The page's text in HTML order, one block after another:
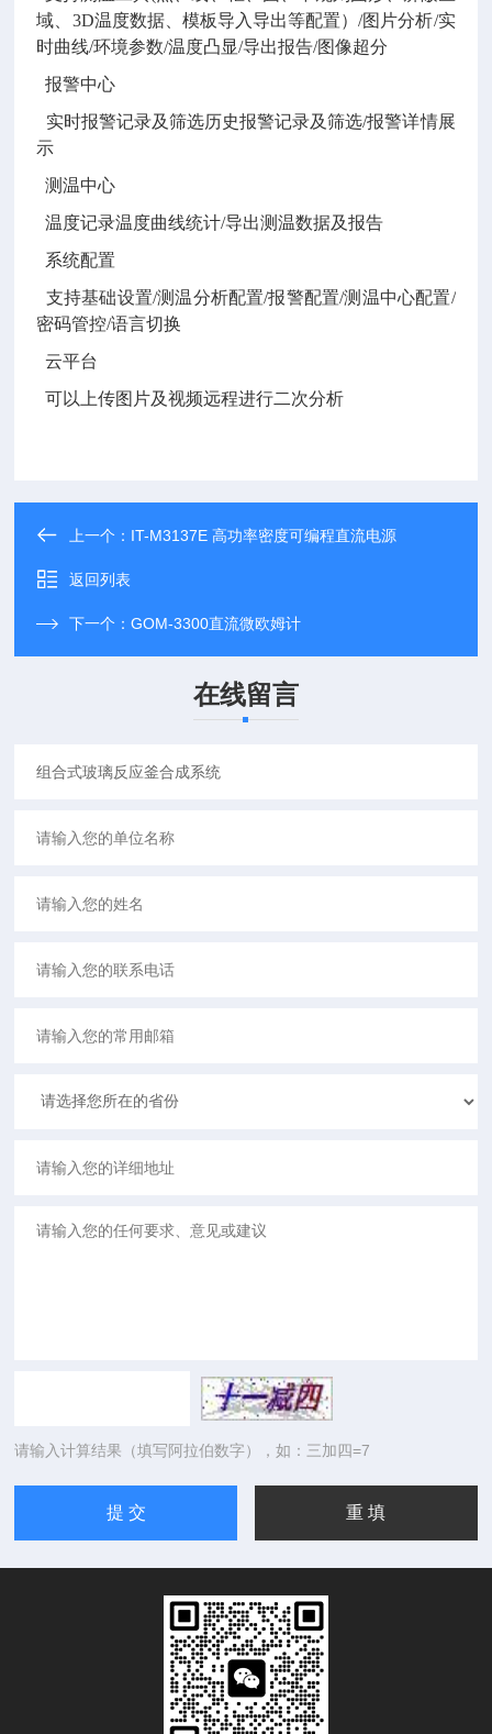
域、3D温度数据、模板导入导出等配置）/图片分析/实
时曲线/环境参数/温度凸显/导出报告/图像超分
报警中心
实时报警记录及筛选历史报警记录及筛选/报警详情展
示
测温中心
温度记录温度曲线统计/导出测温数据及报告
系统配置
支持基础设置/测温分析配置/报警配置/测温中心配置/
密码管控/语言切换
云平台
可以上传图片及视频远程进行二次分析
上一个： IT-M3137E 高功率密度可编程直流电源
返回列表
下一个：GOM-3300直流微欧姆计
在线留言
请输入计算结果（填写阿拉伯数字），如：三加四=7